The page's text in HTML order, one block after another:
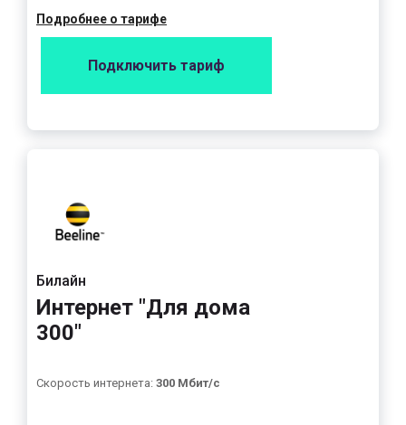
Подробнее о тарифе
Подключить тариф
Билайн
Интернет "Для дома
300"
Скорость интернета: 300 Мбит/с